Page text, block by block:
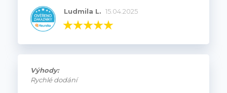
Ludmila L. 15.04.2025
Výhody:
Rychlé dodání